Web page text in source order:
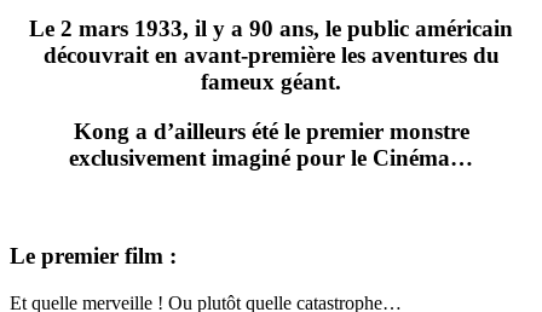
Le 2 mars 1933, il y a 90 ans, le public américain
découvrait en avant-première les aventures du
fameux géant.
Kong a d’ailleurs été le premier monstre
exclusivement imaginé pour le Cinéma…
Le premier film :
Et quelle merveille ! Ou plutôt quelle catastrophe…